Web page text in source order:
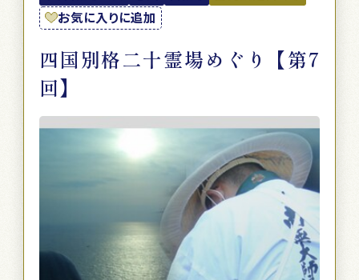
お気に入りに追加
四国別格二十霊場めぐり【第7
回】